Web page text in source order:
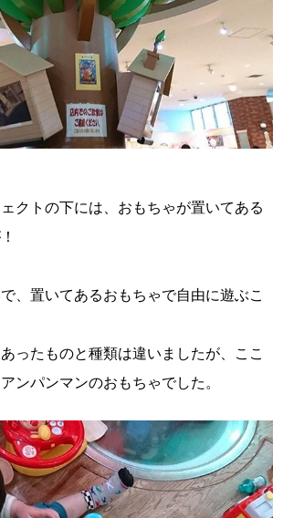
クトの下には、おもちゃが置いてある
、置いてあるおもちゃで自由に遊ぶこ
ったものと種類は違いましたが、ここ
ンパンマンのおもちゃでした。